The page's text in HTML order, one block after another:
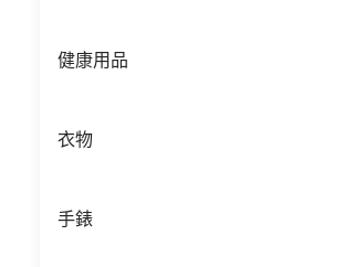
健康用品
衣物
手錶